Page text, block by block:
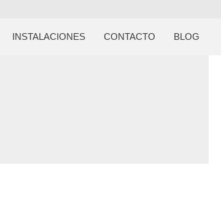
INSTALACIONES CONTACTO BLOG